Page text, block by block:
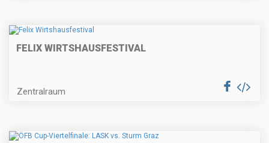
FELIX WIRTSHAUSFESTIVAL
Zentralraum